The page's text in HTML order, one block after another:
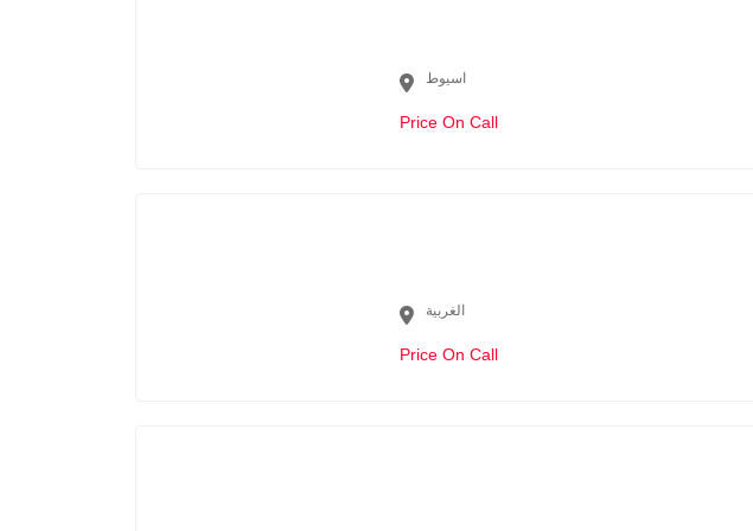
اسيوط
Price On Call
الغربية
Price On Call